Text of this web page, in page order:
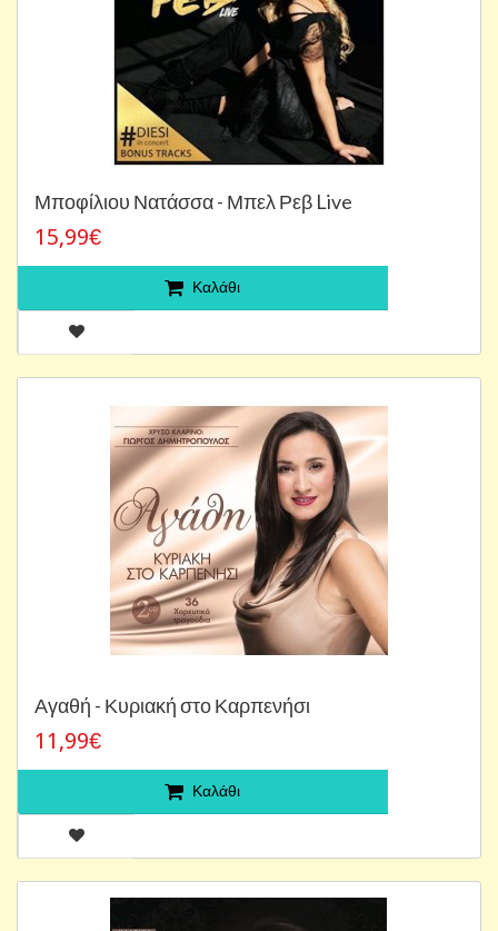
Μποφίλιου Νατάσσα - Μπελ Ρεβ Live
15,99€
Καλάθι
Αγαθή - Κυριακή στο Καρπενήσι
11,99€
Καλάθι